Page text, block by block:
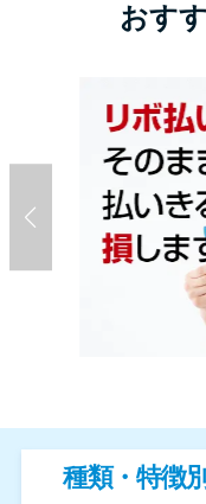
おす
種類・特徴